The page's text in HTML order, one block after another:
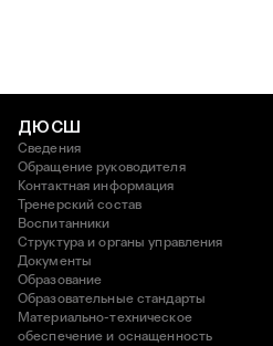
ДЮСШ
Сведения
Обращение руководителя
Контактная информация
Тренерский состав
Воспитанники
Структура и органы управления
Документы
Образование
Образовательные стандарты
Материально-техническое
обеспечение и оснащенность